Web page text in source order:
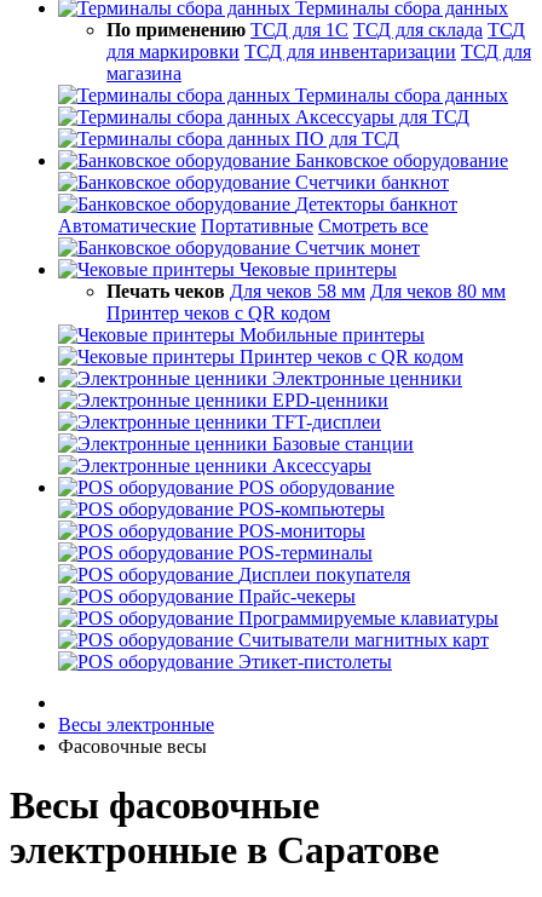
Терминалы сбора данных
По применению ТСД для 1С ТСД для склада ТСД
для маркировки ТСД для инвентаризации ТСД для
магазина
Терминалы сбора данных
Аксессуары для ТСД
ПО для ТСД
Банковское оборудование
Счетчики банкнот
Детекторы банкнот
Автоматические Портативные Смотреть все
Счетчик монет
Чековые принтеры
Печать чеков Для чеков 58 мм Для чеков 80 мм
Принтер чеков с QR кодом
Мобильные принтеры
Принтер чеков с QR кодом
Электронные ценники
EPD-ценники
TFT-дисплеи
Базовые станции
Аксессуары
POS оборудование
POS-компьютеры
POS-мониторы
POS-терминалы
Дисплеи покупателя
Прайс-чекеры
Программируемые клавиатуры
Считыватели магнитных карт
Этикет-пистолеты
Весы электронные
Фасовочные весы
Весы фасовочные
электронные в Саратове